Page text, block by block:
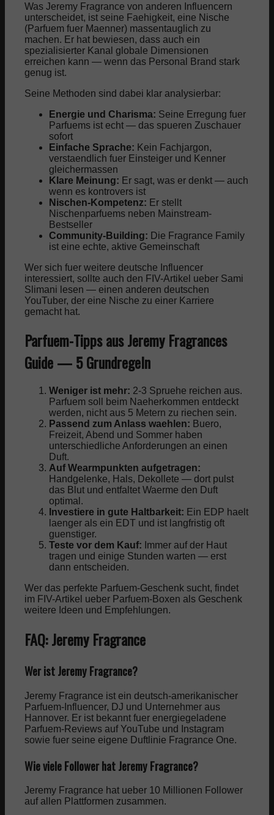
Was Jeremy Fragrance von anderen Influencern
unterscheidet, ist seine Faehigkeit, eine Nische
(Parfuem fuer Maenner) massentauglich zu
machen. Er hat bewiesen, dass auch ein
spezialisierter Kanal globale Dimensionen
erreichen kann — wenn das Personal Brand stark
genug ist.
Seine Methoden sind dabei klar analysierbar:
Energie und Charisma: Seine Erregung fuer
Parfuems ist echt — das spueren Zuschauer
sofort
Einfache Sprache: Kein Fachjargon,
verstaendlich fuer Einsteiger und Kenner
gleichermassen
Klare Meinung: Er sagt, was er denkt — auch
wenn es kontrovers ist
Nischen-Kompetenz: Er stellt
Nischenparfuems neben Mainstream-
Bestseller
Community-Building: Die Fragrance Family
ist eine echte, aktive Gemeinschaft
Wer sich fuer weitere deutsche Influencer
interessiert, sollte auch den FIV-Artikel ueber Sami
Slimani lesen — einen anderen deutschen
YouTuber, der eine Nische zu einer Karriere
gemacht hat.
Parfuem-Tipps aus Jeremy Fragrances
Guide — 5 Grundregeln
Weniger ist mehr: 2-3 Spruehe reichen aus.
Parfuem soll beim Naeherkommen entdeckt
werden, nicht aus 5 Metern zu riechen sein.
Passend zum Anlass waehlen: Buero,
Freizeit, Abend und Sommer haben
unterschiedliche Anforderungen an einen
Duft.
Auf Wearmpunkten aufgetragen:
Handgelenke, Hals, Dekollete — dort pulst
das Blut und entfaltet Waerme den Duft
optimal.
Investiere in gute Haltbarkeit: Ein EDP haelt
laenger als ein EDT und ist langfristig oft
guenstiger.
Teste vor dem Kauf: Immer auf der Haut
tragen und einige Stunden warten — erst
dann entscheiden.
Wer das perfekte Parfuem-Geschenk sucht, findet
im FIV-Artikel ueber Parfuem-Boxen als Geschenk
weitere Ideen und Empfehlungen.
FAQ: Jeremy Fragrance
Wer ist Jeremy Fragrance?
Jeremy Fragrance ist ein deutsch-amerikanischer
Parfuem-Influencer, DJ und Unternehmer aus
Hannover. Er ist bekannt fuer energiegeladene
Parfuem-Reviews auf YouTube und Instagram
sowie fuer seine eigene Duftlinie Fragrance One.
Wie viele Follower hat Jeremy Fragrance?
Jeremy Fragrance hat ueber 10 Millionen Follower
auf allen Plattformen zusammen.